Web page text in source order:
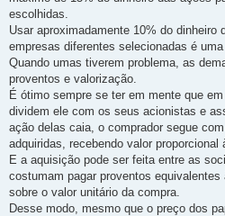
escolhidas.
Usar aproximadamente 10% do dinheiro
empresas diferentes selecionadas é
Quando umas tiverem problema, as
proventos e valorização.
É ótimo sempre se ter em mente que
dividem ele com os seus acionistas e
ação delas caia, o comprador segue
adquiridas, recebendo valor proporcional
E a aquisição pode ser feita entre as
costumam pagar proventos
sobre o valor unitário da compra.
Desse modo, mesmo que o preço dos